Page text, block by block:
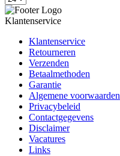
Klantenservice
Klantenservice
Retourneren
Verzenden
Betaalmethoden
Garantie
Algemene voorwaarden
Privacybeleid
Contactgegevens
Disclaimer
Vacatures
Links